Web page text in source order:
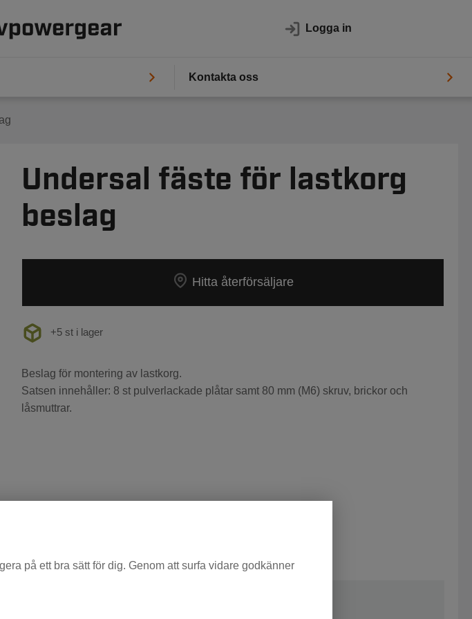
på ett bra sätt för dig. Genom att surfa vidare godkänner
Logga in
Kontakta oss
Undersal fäste för lastkorg
beslag
Hitta återförsäljare
+5 st i lager
Beslag för montering av lastkorg.
Satsen innehåller: 8 st pulverlackade plåtar samt 80 mm (M6) skruv, brickor och
låsmuttrar.